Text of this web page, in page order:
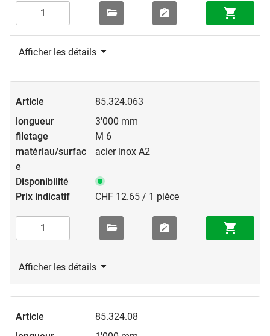
Afficher les détails
85.324.063
3'000 mm
M 6
acier inox A2
CHF 12.65 / 1 pièce
Afficher les détails
85.324.08